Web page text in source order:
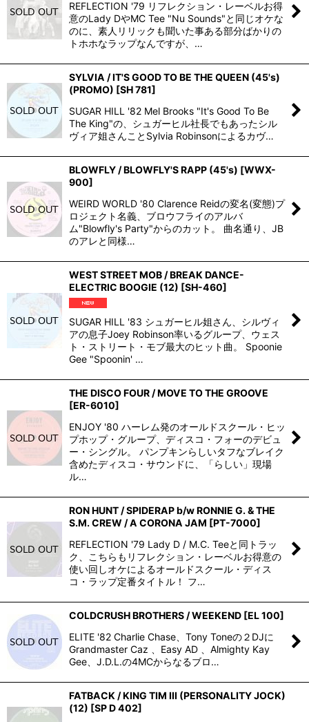
REFLECTION '79 リフレクション・レーベルお得
意のLady DやMC Tee "Nu Sounds"と同じオケな
のに、素人リリックも聞いた事ある部分ばかりの
トホホなラップなんですが、…
SYLVIA / IT'S GOOD TO BE THE QUEEN (45's)
(PROMO) [SH 781]
SUGAR HILL '82 Mel Brooks "It's Good To Be
The King"の、シュガーヒル社長でもあったシル
ヴィア姐さんことSylvia Robinsonによるカヴ…
BLOWFLY / BLOWFLY'S RAPP (45's) [WWX-
900]
WEIRD WORLD '80 Clarence Reidの変名(変態)プ
ロジェクト名義、ブロウフライのアルバ
ム"Blowfly's Party"からのカット。 曲名通り、JB
のアレと同様…
WEST STREET MOB / BREAK DANCE-
ELECTRIC BOOGIE (12) [SH-460]
SUGAR HILL '83 シュガーヒル姐さん、シルヴィ
アの息子Joey Robinson率いるグループ、ウェス
ト・ストリート・モブ最大のヒット曲。 Spoonie
Gee "Spoonin' …
THE DISCO FOUR / MOVE TO THE GROOVE
[ER-6010]
ENJOY '80 ハーレム発のオールドスクール・ヒッ
プホップ・グループ、ディスコ・フォーのデビュ
ー・シングル。 パンプキンらしいタフなブレイク
含めたディスコ・サウンドに、「らしい」現場
ル…
RON HUNT / SPIDERAP b/w RONNIE G. & THE
S.M. CREW / A CORONA JAM [PT-7000]
REFLECTION '79 Lady D / M.C. Teeと同トラッ
ク、こちらもリフレクション・レーベルお得意の
使い回しオケによるオールドスクール・ディス
コ・ラップ定番タイトル！ フ…
COLDCRUSH BROTHERS / WEEKEND [EL 100]
ELITE '82 Charlie Chase、Tony Toneの２DJに
Grandmaster Caz 、Easy AD 、Almighty Kay
Gee、J.D.L.の4MCからなるブロ…
FATBACK / KING TIM III (PERSONALITY JOCK)
(12) [SP D 402]